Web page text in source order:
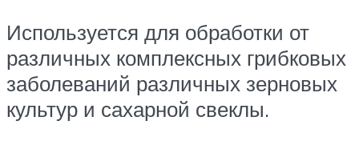
Используется для обработки от
различных комплексных грибковых
заболеваний различных зерновых
культур и сахарной свеклы.